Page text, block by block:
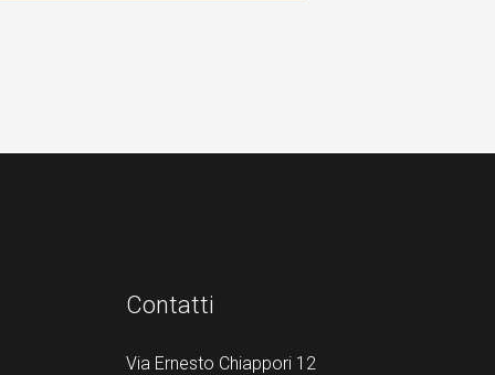
Contatti
Via Ernesto Chiappori 12